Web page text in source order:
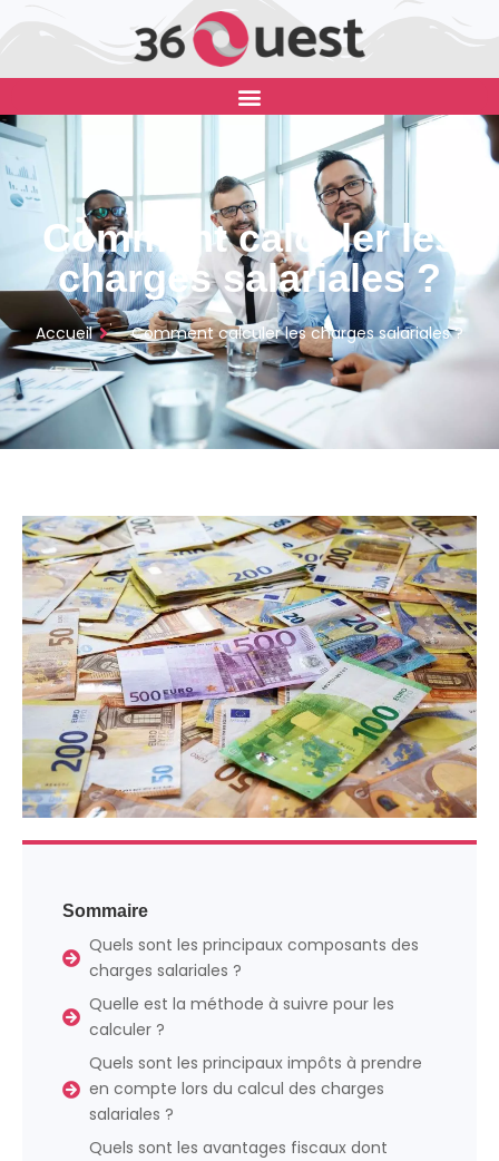
Comment calculer les
charges salariales ?
Accueil Comment calculer les charges salariales ?
Sommaire
Quels sont les principaux composants des
charges salariales ?
Quelle est la méthode à suivre pour les
calculer ?
Quels sont les principaux impôts à prendre
en compte lors du calcul des charges
salariales ?
Quels sont les avantages fiscaux dont